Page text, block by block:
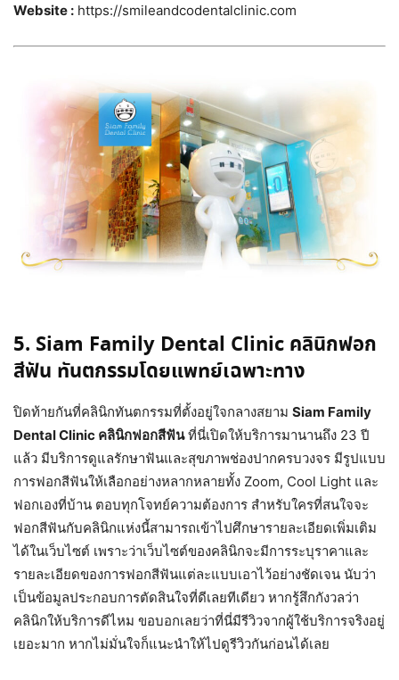
Website : https://smileandcodentalclinic.com
5. Siam Family Dental Clinic คลินิกฟอก
สีฟัน ทันตกรรมโดยแพทย์เฉพาะทาง
ปิดท้ายกันที่คลินิกทันตกรรมที่ตั้งอยู่ใจกลางสยาม Siam Family
Dental Clinic คลินิกฟอกสีฟันที่นี่เปิดให้บริการมานานถึง 23 ปี
แล้ว มีบริการดูแลรักษาฟันและสุขภาพช่องปากครบวงจร มีรูปแบบ
การฟอกสีฟันให้เลือกอย่างหลากหลายทั้ง Zoom, Cool Light และ
ฟอกเองที่บ้าน ตอบทุกโจทย์ความต้องการ สำหรับใครที่สนใจจะ
ฟอกสีฟันกับคลินิกแห่งนี้สามารถเข้าไปศึกษารายละเอียดเพิ่มเติม
ได้ในเว็บไซต์ เพราะว่าเว็บไซต์ของคลินิกจะมีการระบุราคาและ
รายละเอียดของการฟอกสีฟันแต่ละแบบเอาไว้อย่างชัดเจน นับว่า
เป็นข้อมูลประกอบการตัดสินใจที่ดีเลยทีเดียว หากรู้สึกกังวลว่า
คลินิกให้บริการดีไหม ขอบอกเลยว่าที่นี่มีรีวิวจากผู้ใช้บริการจริงอยู่
เยอะมาก หากไม่มั่นใจก็แนะนำให้ไปดูรีวิวกันก่อนได้เลย